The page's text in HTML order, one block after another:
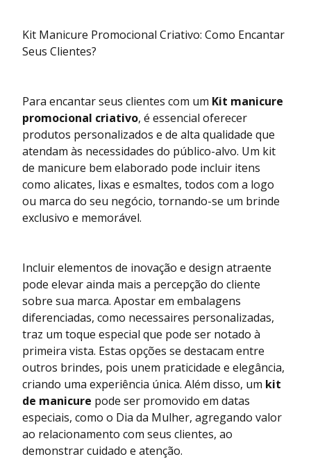
Kit Manicure Promocional Criativo: Como Encantar
Seus Clientes?
Para encantar seus clientes com um Kit manicure
promocional criativo, é essencial oferecer
produtos personalizados e de alta qualidade que
atendam às necessidades do público-alvo. Um kit
de manicure bem elaborado pode incluir itens
como alicates, lixas e esmaltes, todos com a logo
ou marca do seu negócio, tornando-se um brinde
exclusivo e memorável.
Incluir elementos de inovação e design atraente
pode elevar ainda mais a percepção do cliente
sobre sua marca. Apostar em embalagens
diferenciadas, como necessaires personalizadas,
traz um toque especial que pode ser notado à
primeira vista. Estas opções se destacam entre
outros brindes, pois unem praticidade e elegância,
criando uma experiência única. Além disso, um kit
de manicure pode ser promovido em datas
especiais, como o Dia da Mulher, agregando valor
ao relacionamento com seus clientes, ao
demonstrar cuidado e atenção.